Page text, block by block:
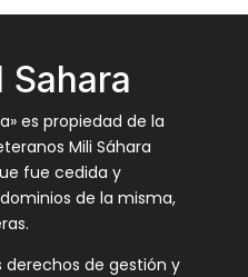
Sahara
es propiedad de la
Mili Sáhara
fue cedida y
de la misma,
derechos de gestión y